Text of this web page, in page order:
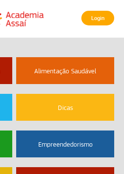
Login
Alimentação Saudável
Dicas
Empreendedorismo